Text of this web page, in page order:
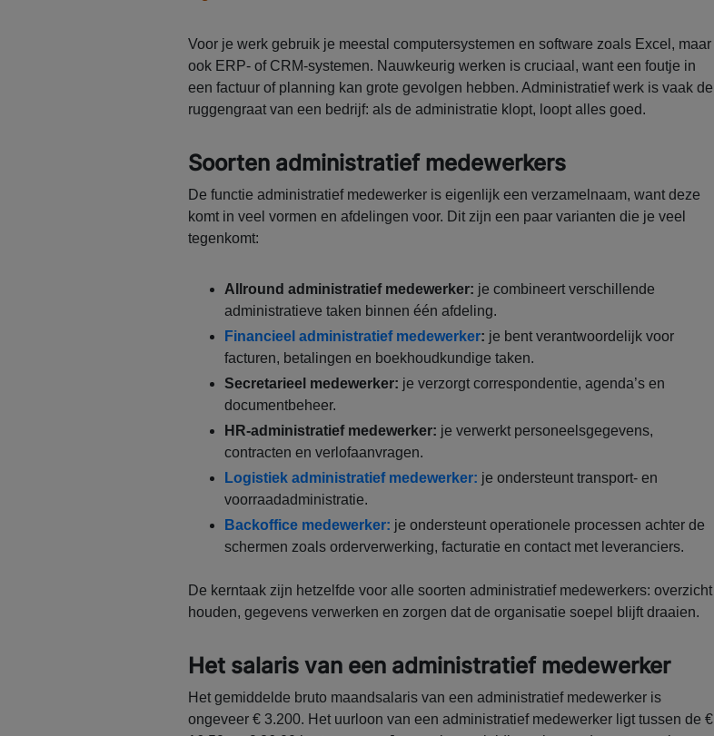
Voor je werk gebruik je meestal computersystemen en software zoals Excel, maar
ook ERP- of CRM-systemen. Nauwkeurig werken is cruciaal, want een foutje in
een factuur of planning kan grote gevolgen hebben. Administratief werk is vaak de
ruggengraat van een bedrijf: als de administratie klopt, loopt alles goed.
Soorten administratief medewerkers
De functie administratief medewerker is eigenlijk een verzamelnaam, want deze
komt in veel vormen en afdelingen voor. Dit zijn een paar varianten die je veel
tegenkomt:
Allround administratief medewerker: je combineert verschillende
administratieve taken binnen één afdeling.
Financieel administratief medewerker: je bent verantwoordelijk voor
facturen, betalingen en boekhoudkundige taken.
Secretarieel medewerker: je verzorgt correspondentie, agenda’s en
documentbeheer.
HR-administratief medewerker: je verwerkt personeelsgegevens,
contracten en verlofaanvragen.
Logistiek administratief medewerker: je ondersteunt transport- en
voorraadadministratie.
Backoffice medewerker: je ondersteunt operationele processen achter de
schermen zoals orderverwerking, facturatie en contact met leveranciers.
De kerntaak zijn hetzelfde voor alle soorten administratief medewerkers: overzicht
houden, gegevens verwerken en zorgen dat de organisatie soepel blijft draaien.
Het salaris van een administratief medewerker
Het gemiddelde bruto maandsalaris van een administratief medewerker is
ongeveer € 3.200. Het uurloon van een administratief medewerker ligt tussen de €